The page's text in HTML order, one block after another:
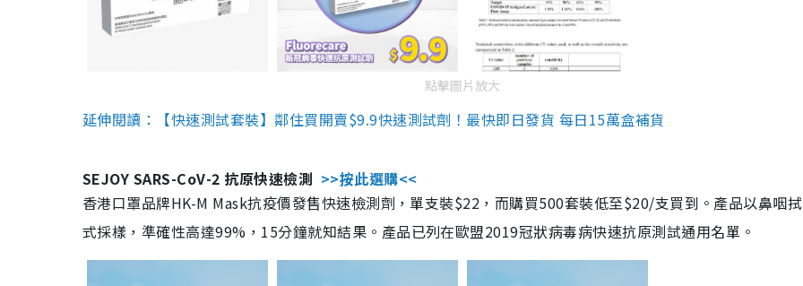
點擊圖片放大
延伸閱讀：【快速測試套裝】鄰住買開賣$9.9快速測試劑！最快即日發貨 每日15萬盒補貨
SEJOY SARS-CoV-2 抗原快速檢測 >>按此選購<<
香港口罩品牌HK-M Mask抗疫價發售快速檢測劑，單支裝$22，而購買500套裝低至$20/支買到。產品以鼻咽
式採樣，準確性高達99%，15分鐘就知結果。產品已列在歐盟2019冠狀病毒病快速抗原測試通用名單。